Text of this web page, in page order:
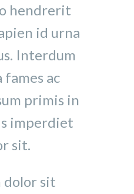
hendrerit
id urna
Interdum
fames ac
primis in
imperdiet
sit.
dolor sit